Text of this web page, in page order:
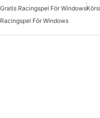
Gratis Racingspel För Windows
Racingspel För Windows